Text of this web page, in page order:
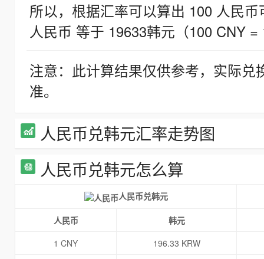
所以，根据汇率可以算出 100 人民
人民币 等于 19633韩元（100 CNY =
注意：此计算结果仅供参考，实际
准。
人民币兑韩元汇率走势图
人民币兑韩元怎么算
人民币兑韩元
人民币
韩元
1 CNY
196.33 KRW